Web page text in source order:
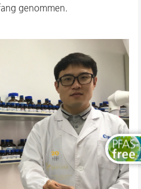
genommen.